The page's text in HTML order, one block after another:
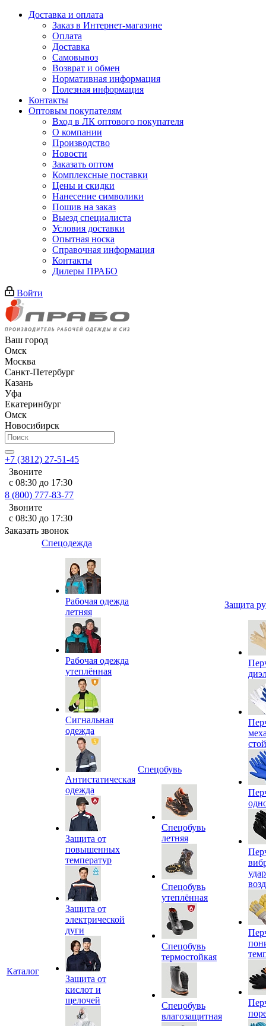
Доставка и оплата
Заказ в Интернет-магазине
Оплата
Доставка
Самовывоз
Возврат и обмен
Нормативная информация
Полезная информация
Контакты
Оптовым покупателям
Вход в ЛК оптового покупателя
О компании
Производство
Новости
Заказать оптом
Комплексные поставки
Цены и скидки
Нанесение символики
Пошив на заказ
Выезд специалиста
Условия доставки
Опытная носка
Справочная информация
Контакты
Дилеры ПРАБО
Войти
Ваш город
Омск
Москва
Санкт-Петербург
Казань
Уфа
Екатеринбург
Омск
Новосибирск
+7 (3812) 27-51-45
Звоните
с 08:30 до 17:30
8 (800) 777-83-77
Звоните
с 08:30 до 17:30
Заказать звонок
Каталог
Спецодежда
Рабочая одежда
летняя
Рабочая одежда
утеплённая
Сигнальная
одежда
Антистатическая
одежда
Защита от
повышенных
температур
Защита от
электрической
дуги
Защита от
кислот и
щелочей
Спецобувь
Спецобувь
летняя
Спецобувь
утеплённая
Спецобувь
термостойкая
Спецобувь
влагозащитная
Защита